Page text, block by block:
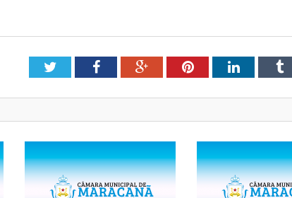
TwitterFacebookGoogle+PinterestLinkedIn